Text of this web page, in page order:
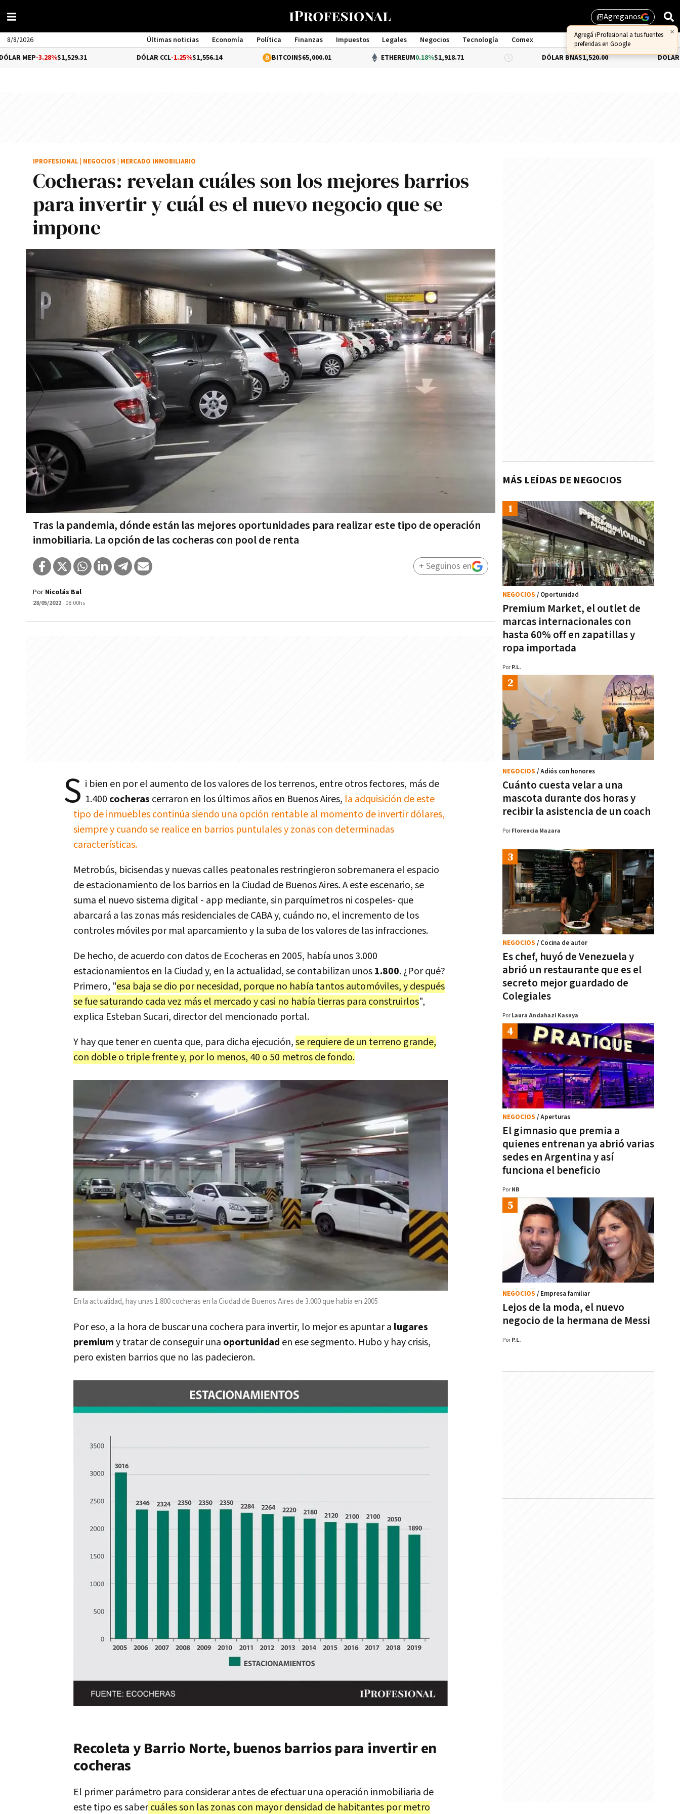
library_addAgreganos
8/8/2026 Últimas noticias Economía Política Finanzas Impuestos Legales Negocios Tecnología
Comex
Management
$1,529.31 -1.25%$1,556.14 $65,000.01 ETHEREUM0.18%$1,918.71 DÓLAR BNA $1,520.00 DÓLAR BLUE-0.33%
Cocheras: revelan cuáles son los mejores barrios
para invertir y cuál es el nuevo negocio que se
impone
Tras la pandemia, dónde están las mejores oportunidades para realizar este tipo de operación
inmobiliaria. La opción de las cocheras con pool de renta
IPROFESIONAL NEGOCIOS MERCADO INMOBILIARIO
Por Nicolás Bal
28/05/2022- 08:00hs
+ Seguinos en
S i bien en por el aumento de los valores de los terrenos, entre otros fectores, más de
1.400 cocheras cerraron en los últimos años en Buenos Aires, la adquisición de este
tipo de inmuebles continúa siendo una opción rentable al momento de invertir dólares,
siempre y cuando se realice en barrios puntulales y zonas con determinadas
características.
Metrobús, bicisendas y nuevas calles peatonales restringieron sobremanera el espacio
de estacionamiento de los barrios en la Ciudad de Buenos Aires. A este escenario, se
suma el nuevo sistema digital - app mediante, sin parquímetros ni cospeles- que
abarcará a las zonas más residenciales de CABA y, cuándo no, el incremento de los
controles móviles por mal aparcamiento y la suba de los valores de las infracciones.
De hecho, de acuerdo con datos de Ecocheras en 2005, había unos 3.000
estacionamientos en la Ciudad y, en la actualidad, se contabilizan unos1.800. ¿Por qué?
Primero, "esa baja se dio por necesidad, porque no había tantos automóviles, y después
se fue saturando cada vez más el mercado y casi no había tierras para construirlos",
explica Esteban Sucari, director del mencionado portal.
Y hay que tener en cuenta que, para dicha ejecución,se requiere de un terreno grande,
con doble o triple frente y, por lo menos, 40 o 50 metros de fondo.
En la actualidad, hay unas 1.800 cocheras en la Ciudad de Buenos Aires de 3.000 que había en 2005
Por eso, a la hora de buscar una cochera para invertir, lo mejor es apuntar a lugares
premiumy tratar de conseguir una oportunidad en ese segmento. Hubo y hay crisis,
pero existen barrios que no las padecieron.
Recoleta y Barrio Norte, buenos barrios para invertir en
cocheras
El primer parámetro para considerar antes de efectuar una operación inmobiliaria de
este tipo es sabercuáles son las zonas con mayor densidad de habitantes por metro
MÁS LEÍDAS DE NEGOCIOS
Premium Market, el outlet de
marcas internacionales con
hasta 60% off en zapatillas y
ropa importada
NEGOCIOS / Oportunidad
Por P.L.
Cuánto cuesta velar a una
mascota durante dos horas y
recibir la asistencia de un coach
NEGOCIOS / Adiós con honores
Por Florencia Mazara
Es chef, huyó de Venezuela y
abrió un restaurante que es el
secreto mejor guardado de
Colegiales
NEGOCIOS / Cocina de autor
Por Laura Andahazi Kasnya
El gimnasio que premia a
quienes entrenan ya abrió varias
sedes en Argentina y así
funciona el beneficio
NEGOCIOS / Aperturas
Por NB
Lejos de la moda, el nuevo
negocio de la hermana de Messi
NEGOCIOS / Empresa familiar
Por P.L.